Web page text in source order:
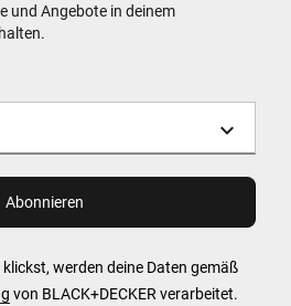
und Angebote in deinem
werden deine Daten gemäß
von BLACK+DECKER verarbeitet.